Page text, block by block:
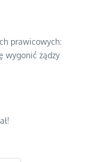
prawicowych:
wygonić żądzy